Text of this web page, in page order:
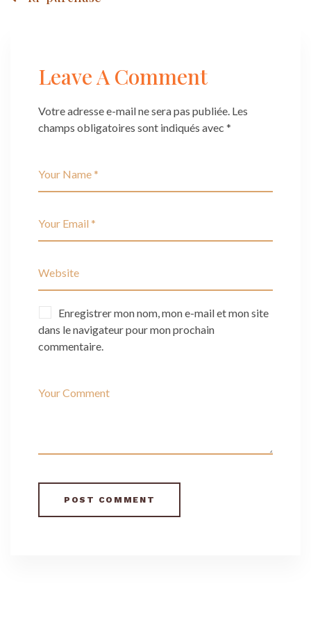
Leave A Comment
Votre adresse e-mail ne sera pas publiée. Les
champs obligatoires sont indiqués avec *
Enregistrer mon nom, mon e-mail et mon site
dans le navigateur pour mon prochain
commentaire.